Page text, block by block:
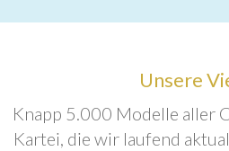
Unsere
Knapp 5.000 Modelle aller
Kartei, die wir laufend